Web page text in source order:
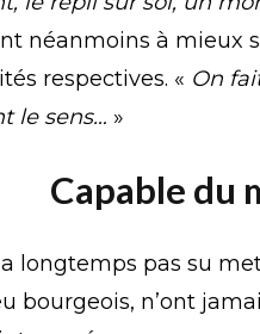
néanmoins à mieux
respectives. « On
le sens… »
Capable du
longtemps pas su
bourgeois, n’ont